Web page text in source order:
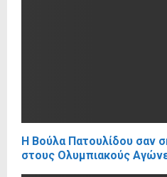
Η Βούλα Πατουλίδου σαν
στους Ολυμπιακούς